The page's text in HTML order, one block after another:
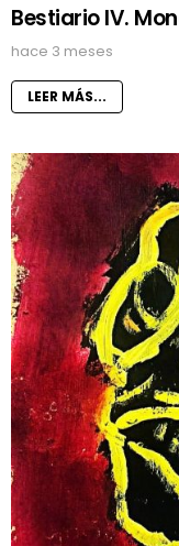
Bestiario IV.
hace 3 meses
LEER MÁS...